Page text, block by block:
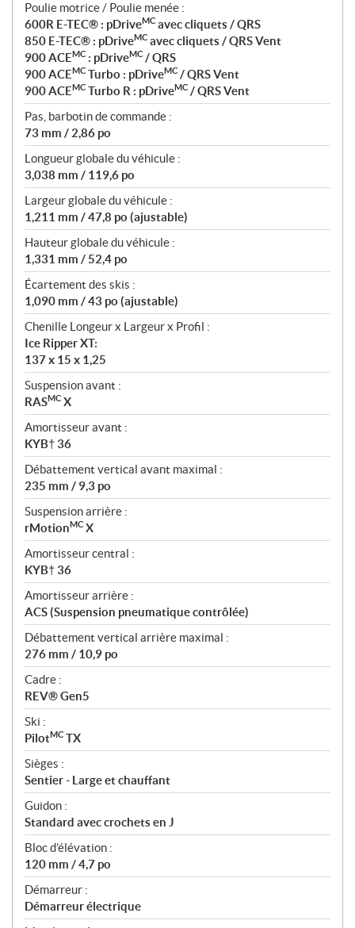
Poulie motrice / Poulie menée :
600R E-TEC® : pDriveMC avec cliquets / QRS
850 E-TEC® : pDriveMC avec cliquets / QRS Vent
900 ACEMC : pDriveMC / QRS
900 ACEMC Turbo : pDriveMC / QRS Vent
900 ACEMC Turbo R : pDriveMC / QRS Vent
Pas, barbotin de commande :
73 mm / 2,86 po
Longueur globale du véhicule :
3,038 mm / 119,6 po
Largeur globale du véhicule :
1,211 mm / 47,8 po (ajustable)
Hauteur globale du véhicule :
1,331 mm / 52,4 po
Écartement des skis :
1,090 mm / 43 po (ajustable)
Chenille Longeur x Largeur x Profil :
Ice Ripper XT:
137 x 15 x 1,25
Suspension avant :
RASMC X
Amortisseur avant :
KYB† 36
Débattement vertical avant maximal :
235 mm / 9,3 po
Suspension arrière :
rMotionMC X
Amortisseur central :
KYB† 36
Amortisseur arrière :
ACS (Suspension pneumatique contrôlée)
Débattement vertical arrière maximal :
276 mm / 10,9 po
Cadre :
REV® Gen5
Ski :
PilotMC TX
Sièges :
Sentier - Large et chauffant
Guidon :
Standard avec crochets en J
Bloc d’élévation :
120 mm / 4,7 po
Démarreur :
Démarreur électrique